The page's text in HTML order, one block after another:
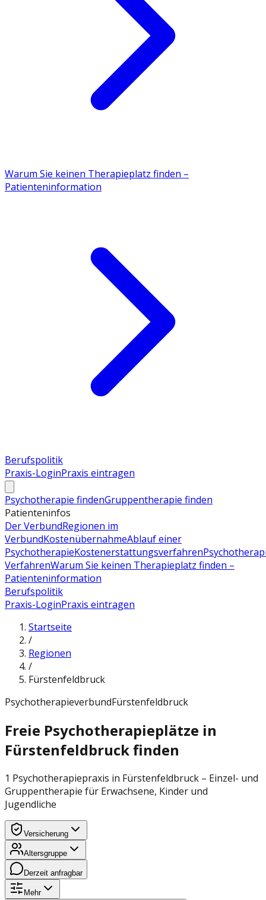
Warum Sie keinen Therapieplatz finden –
Patienteninformation
Berufspolitik
Praxis-LoginPraxis eintragen
Psychotherapie findenGruppentherapie finden
Patienteninfos
Der VerbundRegionen im
VerbundKostenübernahmeAblauf einer
PsychotherapieKostenerstattungsverfahren
VerfahrenWarum Sie keinen Therapieplatz finden –
Patienteninformation
Berufspolitik
Praxis-LoginPraxis eintragen
Startseite
/
Regionen
/
Fürstenfeldbruck
PsychotherapieverbundFürstenfeldbruck
Freie Psychotherapieplätze in
Fürstenfeldbruck finden
1 Psychotherapiepraxis in Fürstenfeldbruck – Einzel- und
Gruppentherapie für Erwachsene, Kinder und
Jugendliche
Versicherung
Altersgruppe
Derzeit anfragbar
Mehr